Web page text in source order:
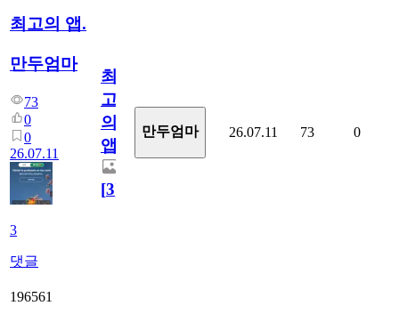
최고의 앱.
만두엄마
73
0
0
26.07.11
3
댓글
최
고
의
앱.
[3]
만두엄마 26.07.11 73 0
196561